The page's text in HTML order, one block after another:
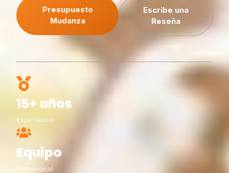
Presupuesto
Mudanza
Escribe una
Reseña
15+ años
Experiencia
Equipo
Profesional